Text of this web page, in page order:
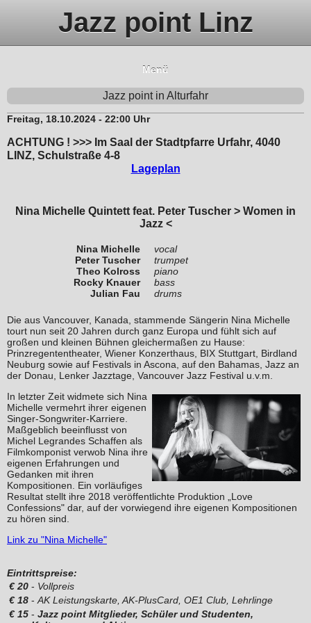
Jazz point Linz
Menü
Jazz point in Alturfahr
Freitag, 18.10.2024 - 22:00 Uhr
ACHTUNG ! >>> Im Saal der Stadtpfarre Urfahr, 4040
LINZ, Schulstraße 4-8
Lageplan
Nina Michelle Quintett feat. Peter Tuscher > Women in
Jazz <
Nina Michelle
Peter Tuscher
Theo Kolross
Rocky Knauer
Julian Fau
vocal
trumpet
piano
bass
drums
Die aus Vancouver, Kanada, stammende Sängerin Nina Michelle
tourt nun seit 20 Jahren durch ganz Europa und fühlt sich auf
großen und kleinen Bühnen gleichermaßen zu Hause:
Prinzregententheater, Wiener Konzerthaus, BIX Stuttgart, Birdland
Neuburg sowie auf Festivals in Ascona, auf den Bahamas, Jazz an
der Donau, Lenker Jazztage, Vancouver Jazz Festival u.v.m.
In letzter Zeit widmete sich Nina
Michelle vermehrt ihrer eigenen
Singer-Songwriter-Karriere.
Maßgeblich beeinflusst von
Michel Legrandes Schaffen als
Filmkomponist verwob Nina ihre
eigenen Erfahrungen und
Gedanken mit ihren
Kompositionen. Ein vorläufiges
Resultat stellt ihre 2018 veröffentlichte Produktion „Love
Confessions" dar, auf der vorwiegend ihre eigenen Kompositionen
zu hören sind.
Link zu "Nina Michelle"
Eintrittspreise:
€ 20 - Vollpreis
€ 18 - AK Leistungskarte, AK-PlusCard, OE1 Club, Lehrlinge
€ 15 - Jazz point Mitglieder, Schüler und Studenten,